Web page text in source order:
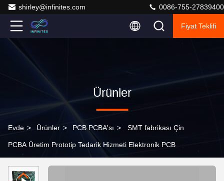
shirley@infinites.com 0086-755-27839400
Fiyat Teklifi
Ürünler
Evde > Ürünler > PCB PCBA'sı > SMT fabrikası Çin
PCBA Üretim Prototip Tedarik Hizmeti Elektronik PCB